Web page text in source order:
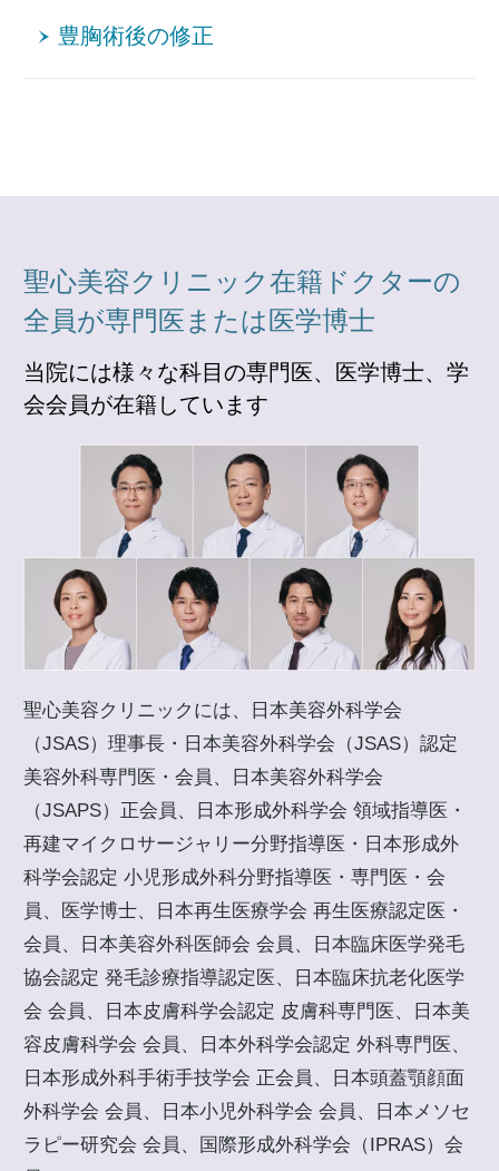
豊胸術後の修正
聖心美容クリニック在籍ドクターの
全員が専門医または医学博士
当院には様々な科目の専門医、医学博士、学
会会員が在籍しています
聖心美容クリニックには、日本美容外科学会
（JSAS）理事長・日本美容外科学会（JSAS）認定
美容外科専門医・会員、日本美容外科学会
（JSAPS）正会員、日本形成外科学会 領域指導医・
再建マイクロサージャリー分野指導医・日本形成外
科学会認定 小児形成外科分野指導医・専門医・会
員、医学博士、日本再生医療学会 再生医療認定医・
会員、日本美容外科医師会 会員、日本臨床医学発毛
協会認定 発毛診療指導認定医、日本臨床抗老化医学
会 会員、日本皮膚科学会認定 皮膚科専門医、日本美
容皮膚科学会 会員、日本外科学会認定 外科専門医、
日本形成外科手術手技学会 正会員、日本頭蓋顎顔面
外科学会 会員、日本小児外科学会 会員、日本メソセ
ラピー研究会 会員、国際形成外科学会（IPRAS）会